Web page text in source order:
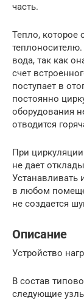
часть.
Тепло, которое
вода, так как
счет
поступает в
постоянно
оборудования
отводится
При
не дает
Устанавливать
в любом
не создается
Описание
Устройство
В состав
следующие